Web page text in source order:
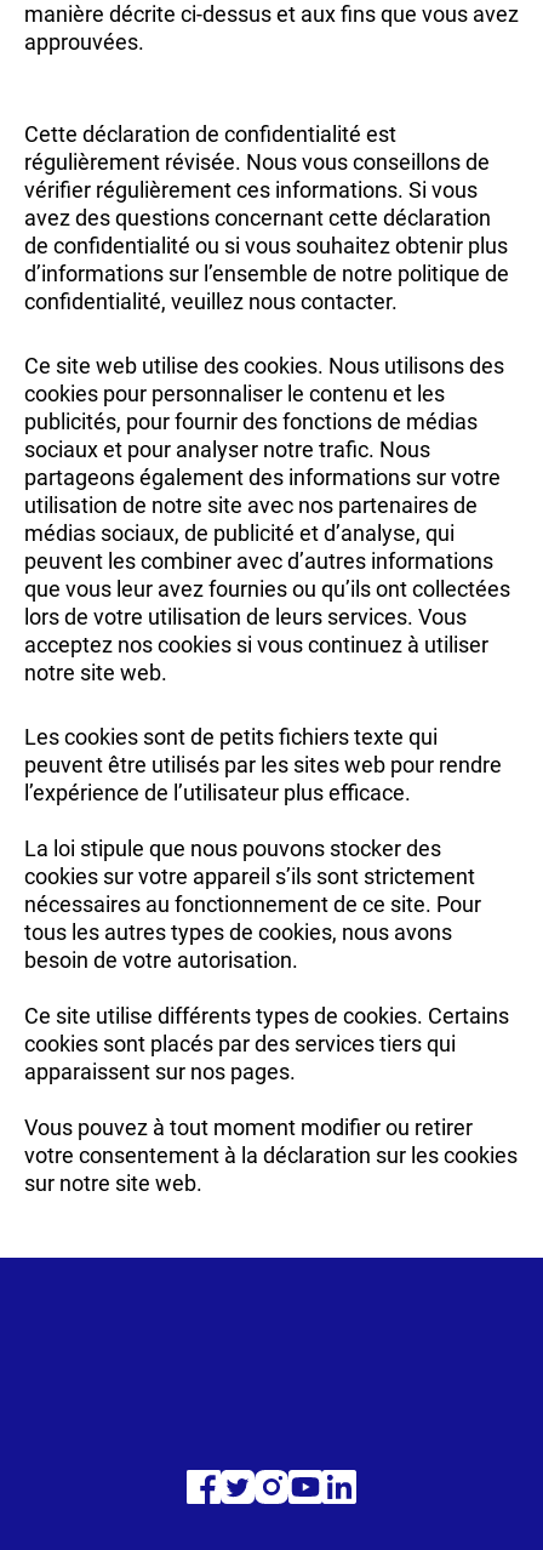
manière décrite ci-dessus et aux fins que vous avez
approuvées.
Cette déclaration de confidentialité est
régulièrement révisée. Nous vous conseillons de
vérifier régulièrement ces informations. Si vous
avez des questions concernant cette déclaration
de confidentialité ou si vous souhaitez obtenir plus
d’informations sur l’ensemble de notre politique de
confidentialité, veuillez nous contacter.
Ce site web utilise des cookies. Nous utilisons des
cookies pour personnaliser le contenu et les
publicités, pour fournir des fonctions de médias
sociaux et pour analyser notre trafic. Nous
partageons également des informations sur votre
utilisation de notre site avec nos partenaires de
médias sociaux, de publicité et d’analyse, qui
peuvent les combiner avec d’autres informations
que vous leur avez fournies ou qu’ils ont collectées
lors de votre utilisation de leurs services. Vous
acceptez nos cookies si vous continuez à utiliser
notre site web.
Les cookies sont de petits fichiers texte qui
peuvent être utilisés par les sites web pour rendre
l’expérience de l’utilisateur plus efficace.
La loi stipule que nous pouvons stocker des
cookies sur votre appareil s’ils sont strictement
nécessaires au fonctionnement de ce site. Pour
tous les autres types de cookies, nous avons
besoin de votre autorisation.
Ce site utilise différents types de cookies. Certains
cookies sont placés par des services tiers qui
apparaissent sur nos pages.
Vous pouvez à tout moment modifier ou retirer
votre consentement à la déclaration sur les cookies
sur notre site web.
Visitez
Visitez
Visitez
Visitez
Visitez